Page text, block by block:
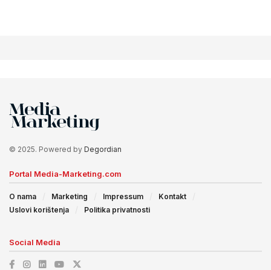
© 2025. Powered by Degordian
Portal Media-Marketing.com
O nama Marketing Impressum
Kontakt
Uslovi korištenja
Politika privatnosti
Social Media